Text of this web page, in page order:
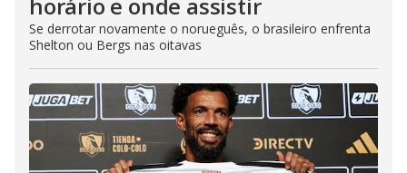
Se derrotar novamente o norueguês, o brasileiro enfrenta
Shelton ou Bergs nas oitavas